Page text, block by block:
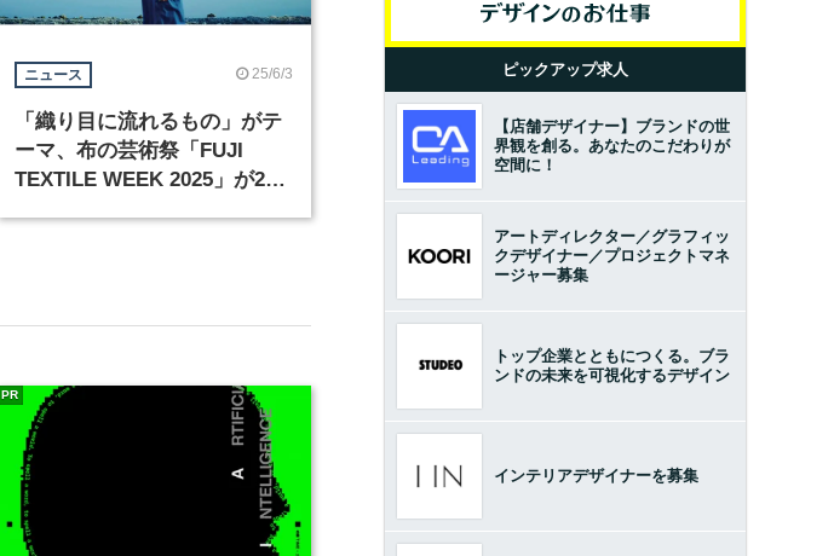
ニュース 25/6/3
「織り⽬に流れるもの」がテ
ーマ、布の芸術祭「FUJI
TEXTILE WEEK 2025」が2年
PR
ピックアップ求人
【店舗デザイナー】ブランドの世
界観を創る。あなたのこだわりが
空間に！
アートディレクター／グラフィッ
クデザイナー／プロジェクトマネ
ージャー募集
トップ企業とともにつくる。ブラ
ンドの未来を可視化するデザイン
インテリアデザイナーを募集